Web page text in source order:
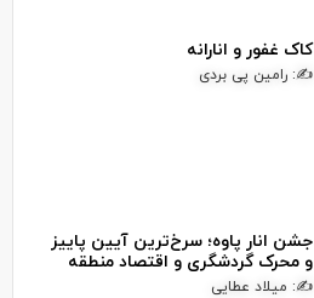
کاک غفور و انارانه
✍: رامین پی بردی
جشن انار پاوه؛ سرخ‌ترین آیین پاییز
و محرک گردشگری و اقتصاد منطقه
✍: میلاد عطایی